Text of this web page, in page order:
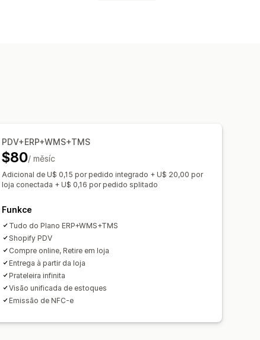
PDV+ERP+WMS+TMS
$80/ měsíc
Adicional de U$ 0,15 por pedido integrado + U$ 20,00 por
loja conectada + U$ 0,16 por pedido splitado
Funkce
Tudo do Plano ERP+WMS+TMS
Shopify PDV
Compre online, Retire em loja
Entrega à partir da loja
Prateleira infinita
Visão unificada de estoques
Emissão de NFC-e